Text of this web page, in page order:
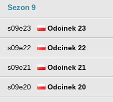
Sezon 9
s09e23 Odcinek 23
s09e22 Odcinek 22
s09e21 Odcinek 21
s09e20 Odcinek 20